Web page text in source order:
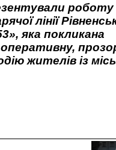
роботу
лінії
яка покликана
жителів із